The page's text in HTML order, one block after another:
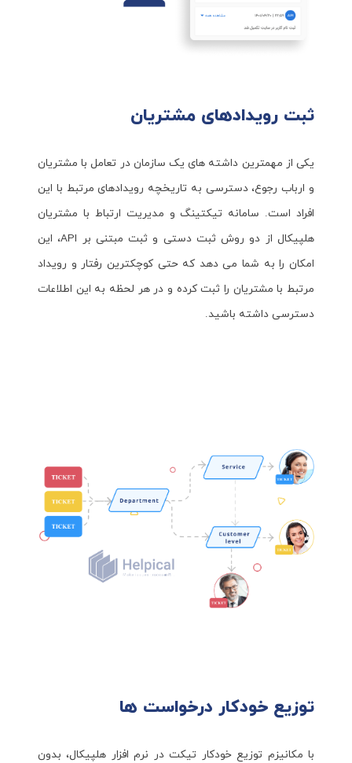
ثبت رویدادهای مشتریان
یکی از مهمترین داشته های یک سازمان در تعامل با مشتریان
و ارباب رجوع، دسترسی به تاریخچه رویدادهای مرتبط با این
افراد است. سامانه تیکتینگ و مدیریت ارتباط با مشتریان
هلپیکال از دو روش ثبت دستی و ثبت مبتنی بر API، این
امکان را به شما می دهد که حتی کوچکترین رفتار و رویداد
مرتبط با مشتریان را ثبت کرده و در هر لحظه به این اطلاعات
دسترسی داشته باشید.
توزیع خودکار درخواست ها
با مکانیزم توزیع خودکار تیکت در نرم افزار هلپیکال، بدون